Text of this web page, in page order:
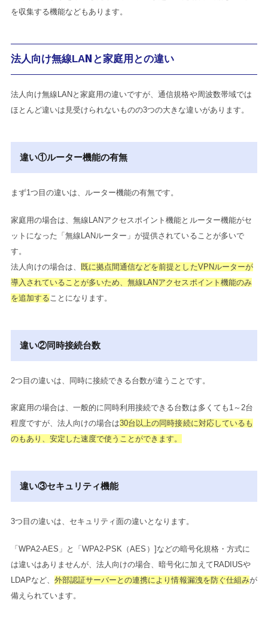
を収集する機能などもあります。
法人向け無線LANと家庭用との違い
法人向け無線LANと家庭用の違いですが、通信規格や周波数帯域では
ほとんど違いは見受けられないものの3つの大きな違いがあります。
違い①ルーター機能の有無
まず1つ目の違いは、ルーター機能の有無です。
家庭用の場合は、無線LANアクセスポイント機能とルーター機能がセ
ットになった「無線LANルーター」が提供されていることが多いで
す。
法人向けの場合は、
既に拠点間通信などを前提としたVPNルーターが
導入されていることが多いため、無線LANアクセスポイント機能のみ
を追加する ことになります。
違い②同時接続台数
2つ目の違いは、同時に接続できる台数が違うことです。
家庭用の場合は、一般的に同時利用接続できる台数は多くても1～2台
程度ですが、法人向けの場合は30台以上の同時接続に対応しているも
のもあり、安定した速度で使うことができます。
違い③セキュリティ機能
3つ目の違いは、セキュリティ面の違いとなります。
「WPA2-AES」と「WPA2-PSK（AES）]などの暗号化規格・方式に
は違いはありませんが、法人向けの場合、暗号化に加えてRADIUSや
LDAPなど、外部認証サーバーとの連携により情報漏洩を防ぐ仕組みが
備えられています。